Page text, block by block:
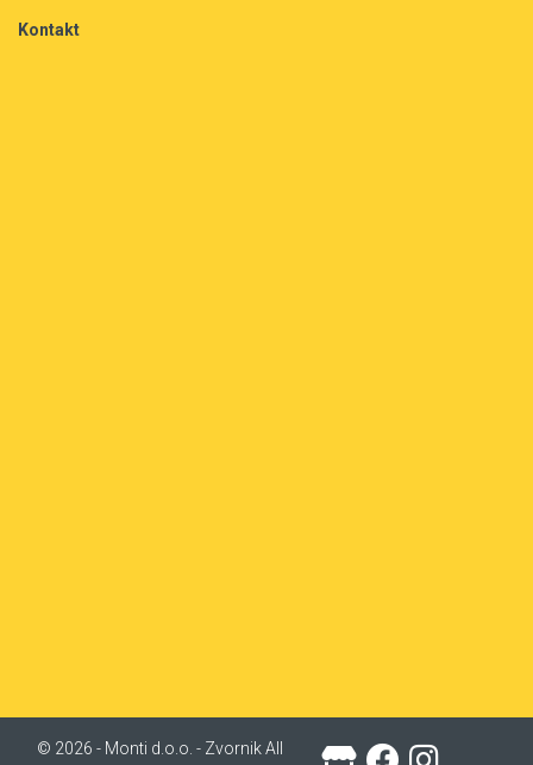
Kontakt
© 2026 - Monti d.o.o. - Zvornik All